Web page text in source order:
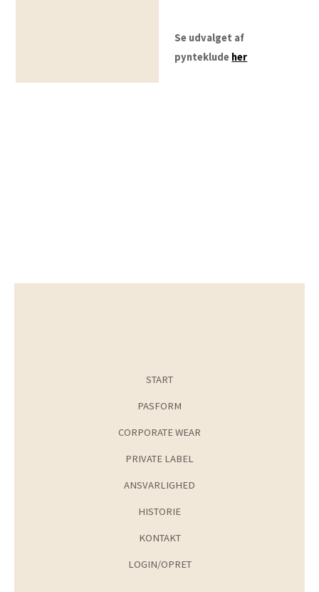
Se udvalget af
pynteklude her
START
PASFORM
CORPORATE WEAR
PRIVATE LABEL
ANSVARLIGHED
HISTORIE
KONTAKT
LOGIN/OPRET